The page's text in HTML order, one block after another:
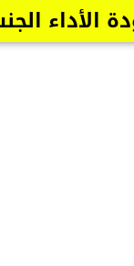
الأداء